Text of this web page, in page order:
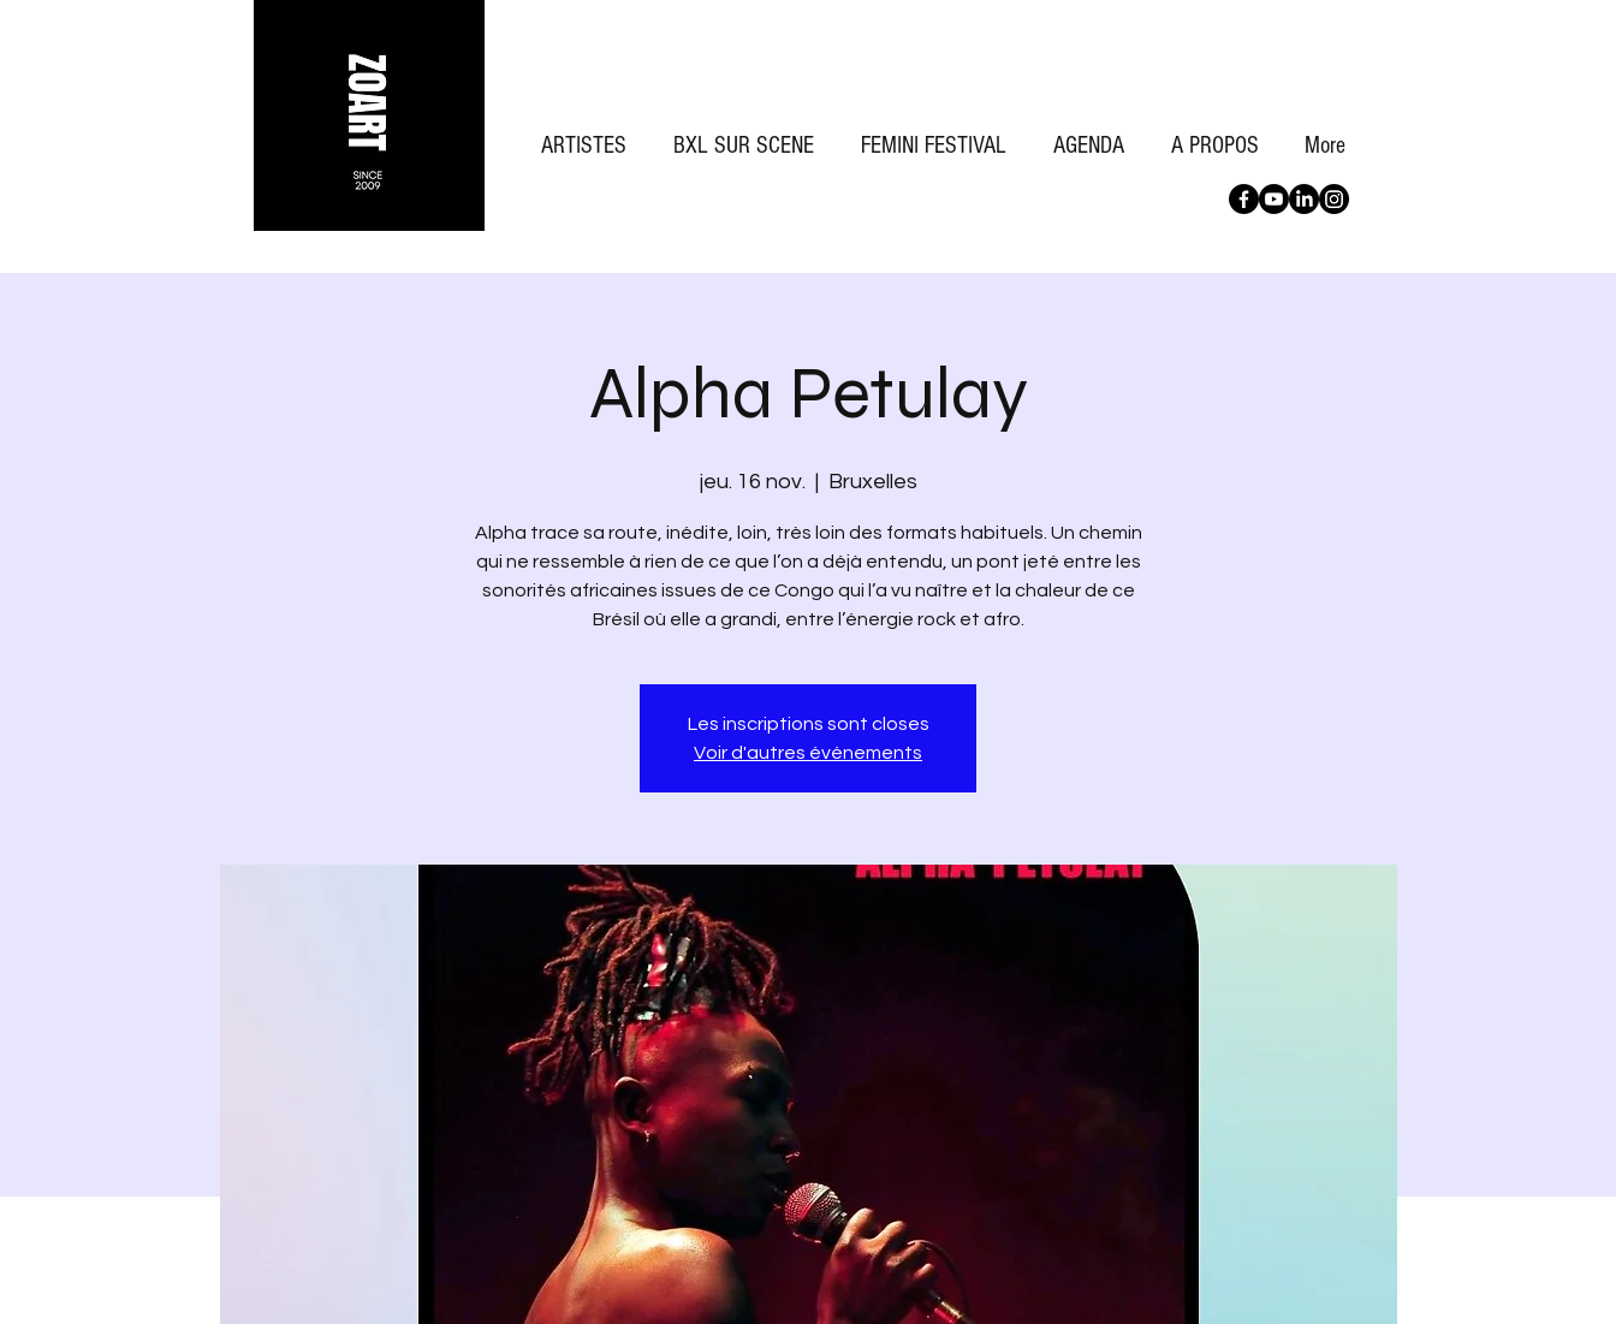
ARTISTES BXL SUR SCENE FEMINI FESTIVAL AGENDA A PROPOS More
Alpha Petulay
jeu. 16 nov.
  |
Bruxelles
Alpha trace sa route, inédite, loin, très loin des formats habituels. Un chemin
qui ne ressemble à rien de ce que l’on a déjà entendu, un pont jeté entre les
sonorités africaines issues de ce Congo qui l’a vu naître et la chaleur de ce
Brésil où elle a grandi, entre l’énergie rock et afro.
Les inscriptions sont closes
Voir d'autres événements